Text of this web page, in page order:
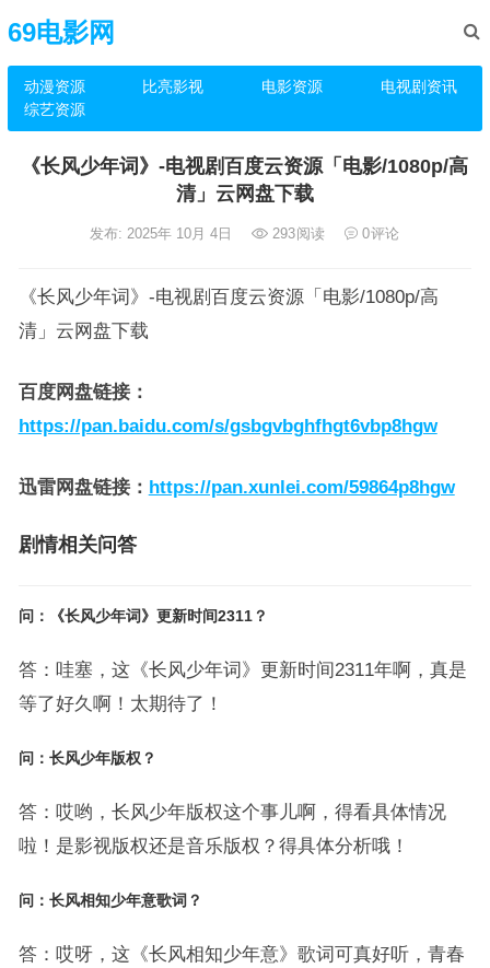
69电影网
动漫资源 比亮影视 电影资源
电视剧资讯
综艺资源
《长风少年词》-电视剧百度云资源「电影/1080p/高
清」云网盘下载
发布: 2025年 10月 4日 293阅读 0评论
《长风少年词》-电视剧百度云资源「电影/1080p/高
清」云网盘下载
百度网盘链接：
https://pan.baidu.com/s/gsbgvbghfhgt6vbp8hgw
迅雷网盘链接： https://pan.xunlei.com/59864p8hgw
剧情相关问答
问：《长风少年词》更新时间2311？
答：哇塞，这《长风少年词》更新时间2311年啊，真是
等了好久啊！太期待了！
问：长风少年版权？
答：哎哟，长风少年版权这个事儿啊，得看具体情况
啦！是影视版权还是音乐版权？得具体分析哦！
问：长风相知少年意歌词？
答：哎呀，这《长风相知少年意》歌词可真好听，青春